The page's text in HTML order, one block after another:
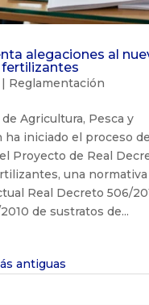
alegaciones al
| Reglamentación
Agricultura, Pesca y
ha iniciado el proceso
Proyecto de Real
una normativa
Real Decreto 506/
de sustratos de...
antiguas